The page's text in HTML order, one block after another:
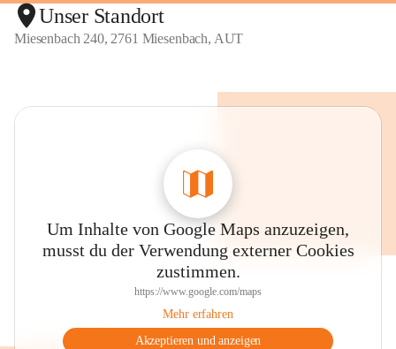
Unser Standort
Miesenbach 240, 2761 Miesenbach, AUT
Um Inhalte von Google Maps anzuzeigen,
musst du der Verwendung externer Cookies
zustimmen.
https://www.google.com/maps
Mehr erfahren
Akzeptieren und anzeigen